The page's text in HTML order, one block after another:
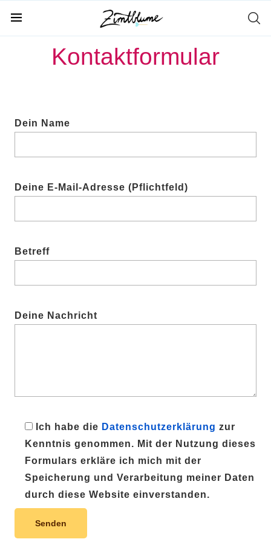
Home Kontaktformular
Kontaktformular
Dein Name
Deine E-Mail-Adresse (Pflichtfeld)
Betreff
Deine Nachricht
Ich habe die Datenschutzerklärung zur
Kenntnis genommen. Mit der Nutzung dieses
Formulars erkläre ich mich mit der
Speicherung und Verarbeitung meiner Daten
durch diese Website einverstanden.